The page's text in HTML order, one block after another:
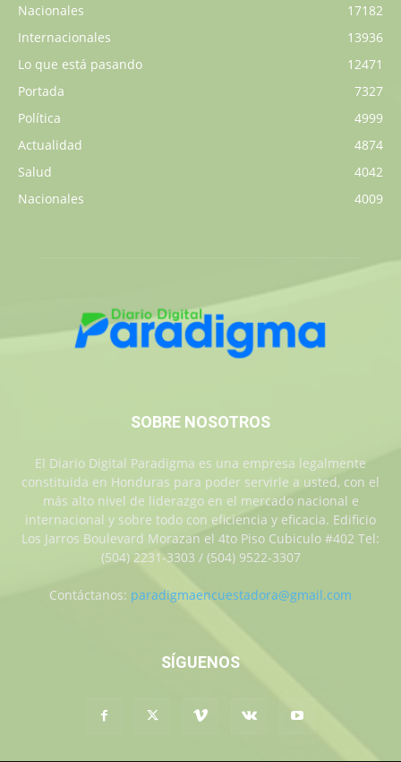
Nacionales
17182
Internacionales
13936
Lo que está pasando
12471
Portada
7327
Política
4999
Actualidad
4874
Salud
4042
Nacionales
4009
SOBRE NOSOTROS
El Diario Digital Paradigma es una empresa legalmente
constituida en Honduras para poder servirle a usted, con el
más alto nivel de liderazgo en el mercado nacional e
internacional y sobre todo con eficiencia y eficacia. Edificio
Los Jarros Boulevard Morazan el 4to Piso Cubiculo #402 Tel:
(504) 2231-3303 / (504) 9522-3307
Contáctanos: paradigmaencuestadora@gmail.com
SÍGUENOS